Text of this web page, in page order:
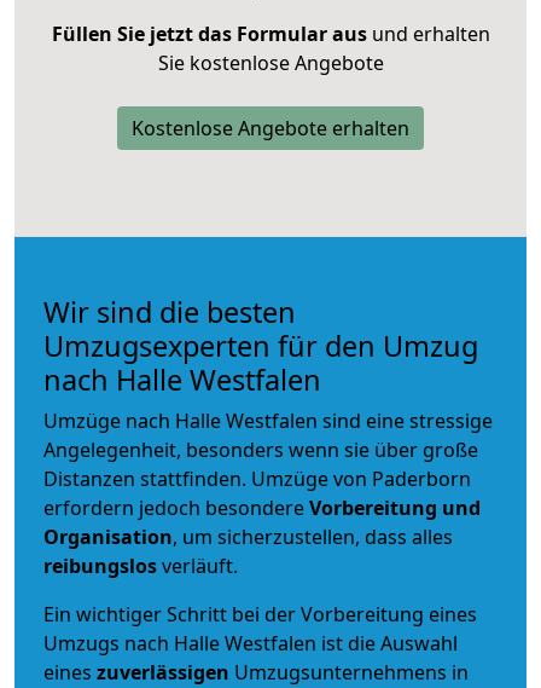
Füllen Sie jetzt das Formular ausund erhalten
Sie kostenlose Angebote
Kostenlose Angebote erhalten
Wir sind die besten
Umzugsexperten für den Umzug
nach Halle Westfalen
Umzüge nach Halle Westfalen sind eine stressige
Angelegenheit, besonders wenn sie über große
Distanzen stattfinden. Umzüge von Paderborn
erfordern jedoch besondereVorbereitung und
Organisation, um sicherzustellen, dass alles
reibungslosverläuft.
Ein wichtiger Schritt bei der Vorbereitung eines
Umzugs nach Halle Westfalen ist die Auswahl
eines zuverlässigen Umzugsunternehmens in